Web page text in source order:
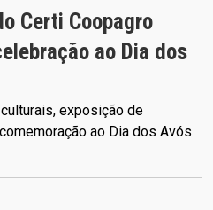
Certi Coopagro
ao Dia dos
exposição de
ao Dia dos Avós